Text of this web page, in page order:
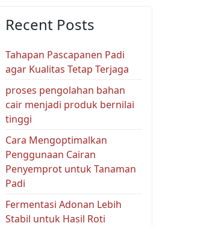
Recent Posts
Tahapan Pascapanen Padi
agar Kualitas Tetap Terjaga
proses pengolahan bahan
cair menjadi produk bernilai
tinggi
Cara Mengoptimalkan
Penggunaan Cairan
Penyemprot untuk Tanaman
Padi
Fermentasi Adonan Lebih
Stabil untuk Hasil Roti